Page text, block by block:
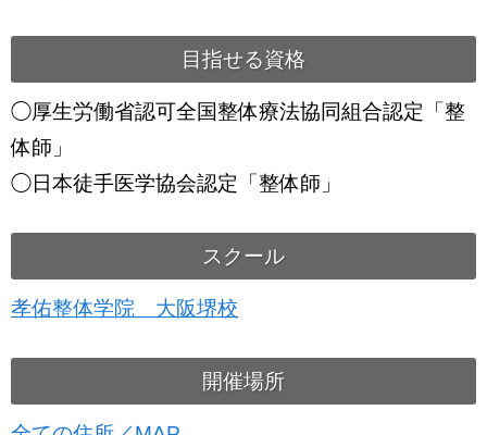
目指せる資格
◯厚生労働省認可全国整体療法協同組合認定「整
体師」
◯日本徒手医学協会認定「整体師」
スクール
孝佑整体学院 大阪堺校
開催場所